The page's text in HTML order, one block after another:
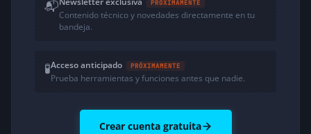
📬 PRÓXIMAMENTE
Contenido técnico y novedades directamente en tu
bandeja.
🧪Acceso anticipado PRÓXIMAMENTE
Prueba herramientas y funciones antes que nadie.
Crear cuenta gratuita